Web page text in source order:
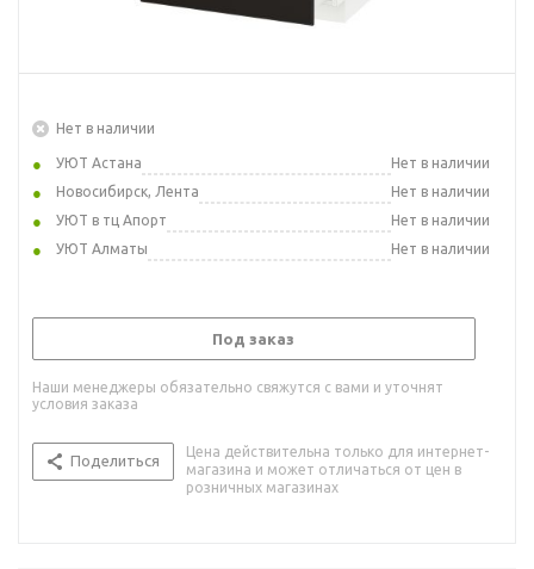
Нет в наличии
УЮТ Астана
Нет в наличии
Новосибирск, Лента
Нет в наличии
УЮТ в тц Апорт
Нет в наличии
УЮТ Алматы
Нет в наличии
Под заказ
Наши менеджеры обязательно свяжутся с вами и уточнят
условия заказа
Поделиться
Цена действительна только для интернет-
магазина и может отличаться от цен в
розничных магазинах